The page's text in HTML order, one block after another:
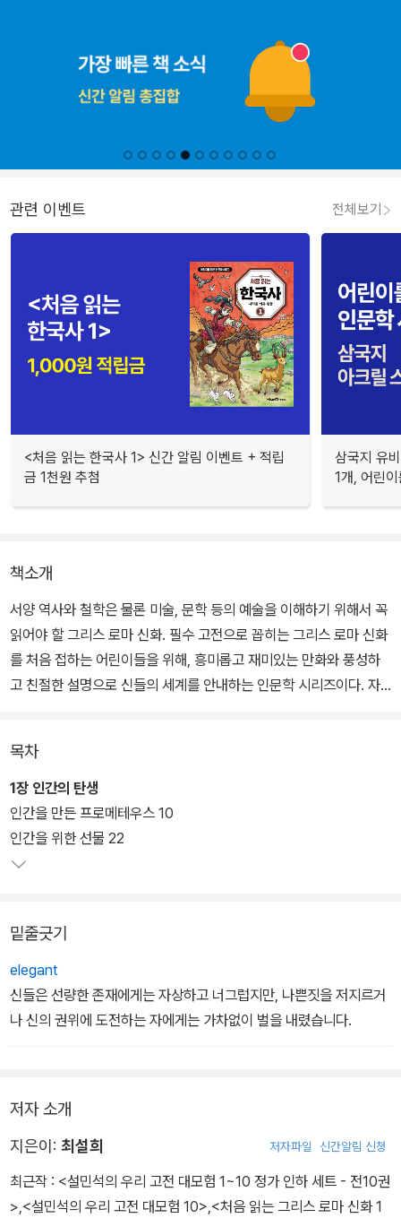
관련 이벤트 전체보기
<처음 읽는 한국사 1> 신간 알림 이벤트 + 적립
금 1천원 추첨
삼국지 유
1개, 어린
책소개
서양 역사와 철학은 물론 미술, 문학 등의 예술을 이해하기 위해서 꼭
읽어야 할 그리스 로마 신화. 필수 고전으로 꼽히는 그리스 로마 신화
를 처음 접하는 어린이들을 위해, 흥미롭고 재미있는 만화와 풍성하
고 친절한 설명으로 신들의 세계를 안내하는 인문학 시리즈이다. 자
그리스 로마 신화를 처음 읽는 어린이 독자들의 흥미와 이해를 높이
기 위해, 신화의 내용을 친절하고 풍부한 ‘글’과 생동감 넘치는 ‘만
화’로 풀어 냈다. 본문을 다 읽고 나면 수많은 신들의 이름을 한눈에
정리할 수 있도록 ‘신들의 계보’를 한 페이지로 압축해 실었다.
화된 정보를 다루는 ‘그리스 로마 신화 더 깊이 보기’ 페이지를 수록했
다. 마지막으로 ‘그리스 로마 신화 완전 정복!’ 페이지를 통해 퀴즈를
풀며 본문에서 다룬 신화 내용을 얼마나 기억하고 있는지 점검하고,
신화 속 신들의 행동에 대한 생각을 자유롭게 펼쳐볼 수 있다.
목차
1장 인간의 탄생
인간을 만든 프로메테우스 10
인간을 위한 선물 22
밑줄긋기
elegant
신들은 선량한 존재에게는 자상하고 너그럽지만, 나쁜짓을 저지르거
나 신의 권위에 도전하는 자에게는 가차없이 벌을 내렸습니다.
저자 소개
지은이: 최설희 저자파일 신간알림 신청
최근작 : <설민석의 우리 고전 대모험 1~10 정가 인하 세트 - 전10권
>,<설민석의 우리 고전 대모험 10>,<처음 읽는 그리스 로마 신화 1